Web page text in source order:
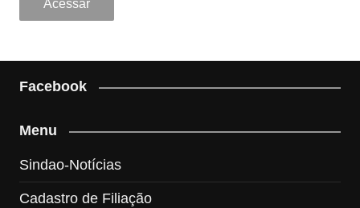
Facebook
Menu
Sindao-Notícias
Cadastro de Filiação